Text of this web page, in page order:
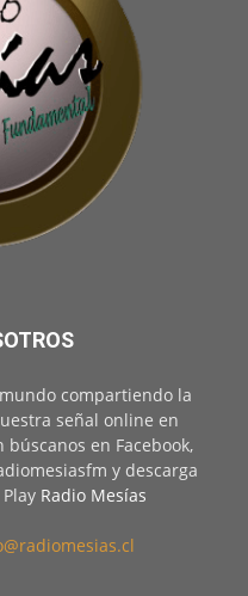
compartiendo la
señal online en
en Facebook,
y descarga
Radio Mesías